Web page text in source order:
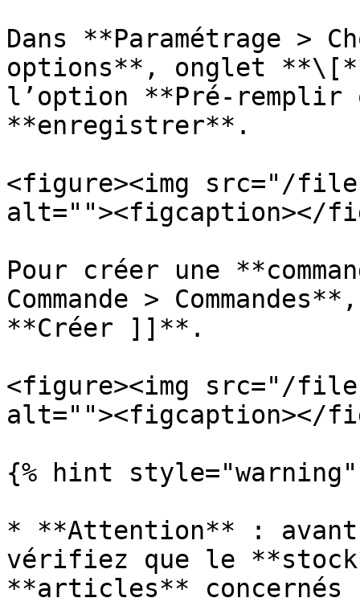
Dans **Paramétrage >
options**, onglet
l’option **Pré-
**enregistrer**.
<figure><img src="/files/
alt=""><figcaption></
Pour créer une
Commande >
**Créer ]]**.
<figure><img src="/files/
alt=""><figcaption></
{% hint style="warning"
* **Attention** : avant
vérifiez que le
**articles** concernés